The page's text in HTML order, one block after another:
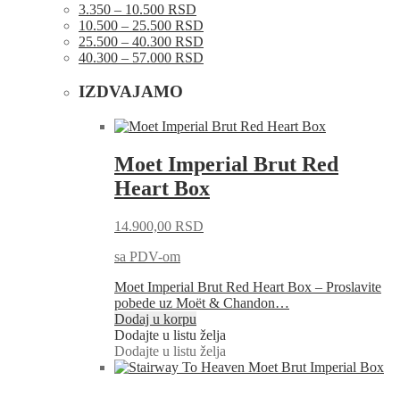
3.350 – 10.500 RSD
10.500 – 25.500 RSD
25.500 – 40.300 RSD
40.300 – 57.000 RSD
IZDVAJAMO
Moet Imperial Brut Red
Heart Box
14.900,00 RSD
sa PDV-om
Moet Imperial Brut Red Heart Box – Proslavite
pobede uz Moët & Chandon…
Dodaj u korpu
Dodajte u listu želja
Dodajte u listu želja